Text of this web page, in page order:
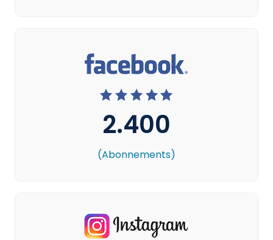
2.400
(Abonnements)